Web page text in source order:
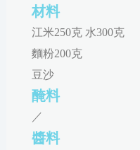
材料
江米250克 水300克
麵粉200克
豆沙
醃料
／
醬料